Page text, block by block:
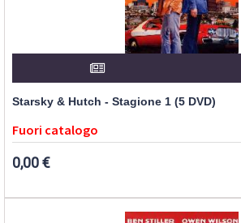
Starsky & Hutch - Stagione 1 (5 DVD)
Fuori catalogo
0,00 €